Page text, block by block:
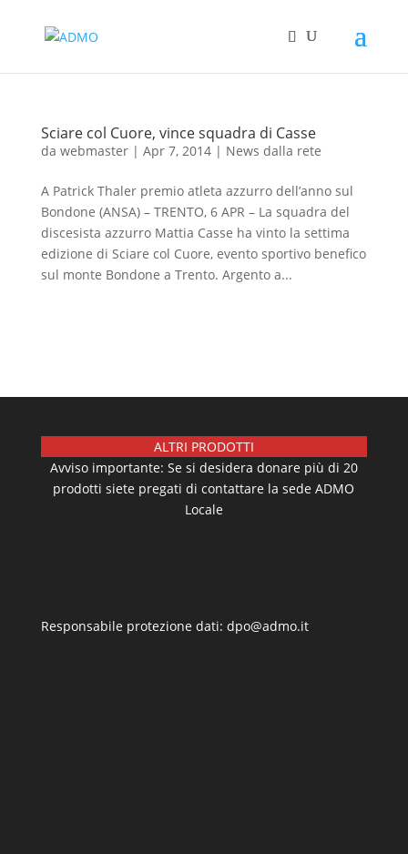
Sciare col Cuore, vince squadra di Casse
da webmaster| Apr 7, 2014| News dalla rete
A Patrick Thaler premio atleta azzurro dell’anno sul
Bondone (ANSA) – TRENTO, 6 APR – La squadra del
discesista azzurro Mattia Casse ha vinto la settima
edizione di Sciare col Cuore, evento sportivo benefico
sul monte Bondone a Trento. Argento a...
ALTRI PRODOTTI
Avviso importante: Se si desidera donare più di 20
prodotti siete pregati di contattare la sede ADMO
Locale
Responsabile protezione dati: dpo@admo.it